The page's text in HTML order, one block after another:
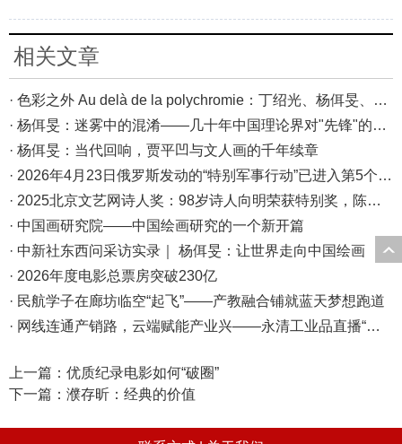
相关文章
· 色彩之外 Au delà de la polychromie：丁绍光、杨佴旻、Alain Cardenas·Castro巴黎展
· 杨佴旻：迷雾中的混淆——几十年中国理论界对"先锋"的误读，对创作的误导
· 杨佴旻：当代回响，贾平凹与文人画的千年续章
· 2026年4月23日俄罗斯发动的“特别军事行动”已进入第5个年头，俄乌局势最新综述
· 2025北京文艺网诗人奖：98岁诗人向明荣获特别奖，陈东东荣获诗人奖，茱萸荣获年度诗人奖！
· 中国画研究院——中国绘画研究的一个新开篇
· 中新社东西问采访实录｜ 杨佴旻：让世界走向中国绘画
· 2026年度电影总票房突破230亿
· 民航学子在廊坊临空“起飞”——产教融合铺就蓝天梦想跑道
· 网线连通产销路，云端赋能产业兴——永清工业品直播“播”出转型新天地
上一篇： 优质纪录电影如何“破圈”
下一篇： 濮存昕：经典的价值